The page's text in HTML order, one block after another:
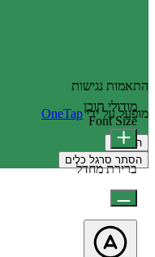
התאמות נגישות
מופעל על ידיOneTap
הצהרה
הסתר סרגל כלים
מודולי תוכן
Font Size
ברירת מחדל